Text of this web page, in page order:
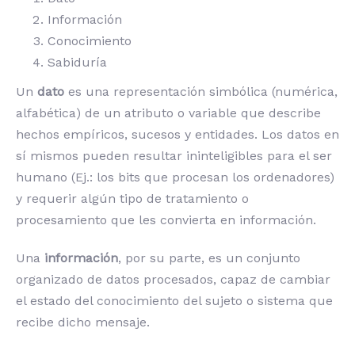
Información
Conocimiento
Sabiduría
Un dato es una representación simbólica (numérica,
alfabética) de un atributo o variable que describe
hechos empíricos, sucesos y entidades. Los datos en
sí mismos pueden resultar ininteligibles para el ser
humano (Ej.: los bits que procesan los ordenadores)
y requerir algún tipo de tratamiento o
procesamiento que les convierta en información.
Una información, por su parte, es un conjunto
organizado de datos procesados, capaz de cambiar
el estado del conocimiento del sujeto o sistema que
recibe dicho mensaje.